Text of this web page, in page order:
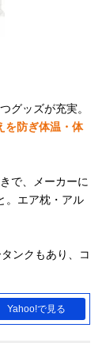
グッズが充実。
を防ぎ体温・体
で、メーカーに
。エア枕・アル
ンクもあり、コ
Yahoo!で見る